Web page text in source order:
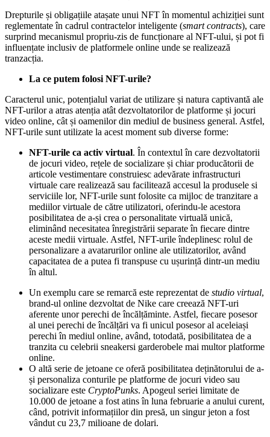
Drepturile și obligațiile atașate unui NFT în momentul achiziției sunt
reglementate în cadrul contractelor inteligente (smart contracts), care
surprind mecanismul propriu-zis de funcționare al NFT-ului, și pot fi
influențate inclusiv de platformele online unde se realizează
tranzacția.
La ce putem folosi NFT-urile?
Caracterul unic, potențialul variat de utilizare și natura captivantă ale
NFT-urilor a atras atenția atât dezvoltatorilor de platforme și jocuri
video online, cât și oamenilor din mediul de business general. Astfel,
NFT-urile sunt utilizate la acest moment sub diverse forme:
NFT-urile ca activ virtual. În contextul în care dezvoltatorii
de jocuri video, rețele de socializare și chiar producătorii de
articole vestimentare construiesc adevărate infrastructuri
virtuale care realizează sau facilitează accesul la produsele si
serviciile lor, NFT-urile sunt folosite ca mijloc de tranzitare a
mediilor virtuale de către utilizatori, oferindu-le acestora
posibilitatea de a-și crea o personalitate virtuală unică,
eliminând necesitatea înregistrării separate în fiecare dintre
aceste medii virtuale. Astfel, NFT-urile îndeplinesc rolul de
personalizare a avatarurilor online ale utilizatorilor, având
capacitatea de a putea fi transpuse cu ușurință dintr-un mediu
în altul.
Un exemplu care se remarcă este reprezentat de studio virtual,
brand-ul online dezvoltat de Nike care creează NFT-uri
aferente unor perechi de încălțăminte. Astfel, fiecare posesor
al unei perechi de încălțări va fi unicul posesor al aceleiași
perechi în mediul online, având, totodată, posibilitatea de a
tranzita cu celebrii sneakersi garderobele mai multor platforme
online.
O altă serie de jetoane ce oferă posibilitatea deținătorului de a-
și personaliza conturile pe platforme de jocuri video sau
socializare este CryptoPunks. Apogeul seriei limitate de
10.000 de jetoane a fost atins în luna februarie a anului curent,
când, potrivit informațiilor din presă, un singur jeton a fost
vândut cu 23,7 milioane de dolari.